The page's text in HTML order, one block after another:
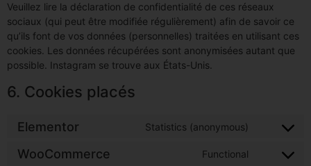
Veuillez lire la déclaration de confidentialité de ces réseaux
sociaux (qui peut être modifiée régulièrement) afin de savoir ce
qu’ils font de vos données (personnelles) traitées en utilisant ces
cookies. Les données récupérées sont anonymisées autant que
possible. Instagram se trouve aux États-Unis.
6. Cookies placés
Elementor Statistics (anonymous)
WooCommerce Functional